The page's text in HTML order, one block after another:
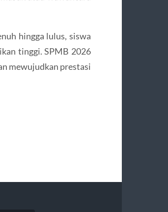
hingga lulus, siswa
tinggi. SPMB 2026
mewujudkan prestasi